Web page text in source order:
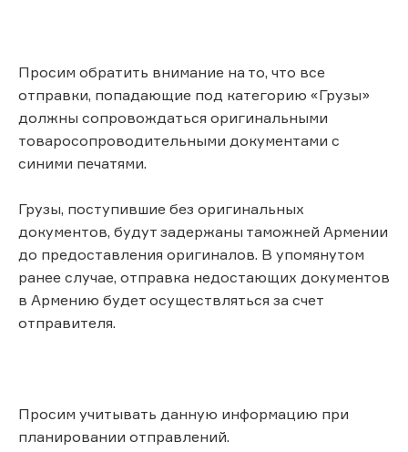
Просим обратить внимание на то, что все
отправки, попадающие под категорию «Грузы»
должны сопровождаться оригинальными
товаросопроводительными документами с
синими печатями.
Грузы, поступившие без оригинальных
документов, будут задержаны таможней Армении
до предоставления оригиналов. В упомянутом
ранее случае, отправка недостающих документов
в Армению будет осуществляться за счет
отправителя.
Просим учитывать данную информацию при
планировании отправлений.